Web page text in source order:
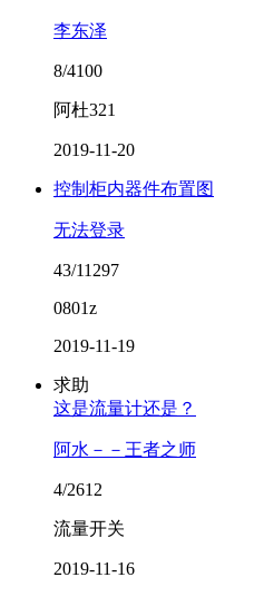
李东泽
8/4100
阿杜321
2019-11-20
控制柜内器件布置图
无法登录
43/11297
0801z
2019-11-19
求助
这是流量计还是？
阿水－－王者之师
4/2612
流量开关
2019-11-16